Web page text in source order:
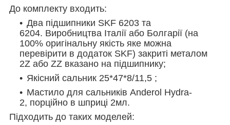
До комплекту входить:
Два підшипники SKF 6203 та
6204. Виробництва Італії або Болгарії (на
100% оригінальну якість яке можна
перевірити в додаток SKF) закриті металом
2Z або ZZ вказано на підшипнику;
Якісний сальник 25*47*8/11,5 ;
Мастило для сальників Anderol Hydra-
2, порційно в шприці 2мл.
Підходить до таких моделей: